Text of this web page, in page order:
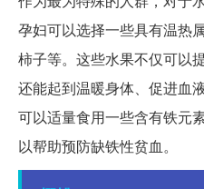
孕妇可以选择一些具有温热
柿子等。这些水果不仅可以
还能起到温暖身体、促进血
可以适量食用一些含有铁元
以帮助预防缺铁性贫血。